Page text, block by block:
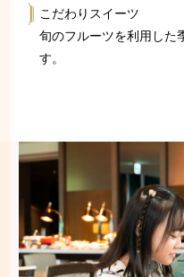
こだわりスイーツ
旬のフルーツを利用した
す。